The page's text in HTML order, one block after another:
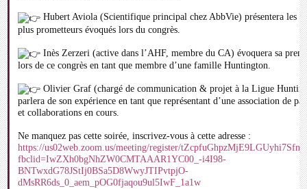
Hubert Aviola (Scientifique principal chez AbbVie) présentera les
plus prometteurs évoqués lors du congrès.
Inès Zerzeri (active dans l’AHF, membre du CA) évoquera sa
lors de ce congrès en tant que membre d’une famille Huntington.
Olivier Graf (chargé de communication & projet à la Ligue
parlera de son expérience en tant que représentant d’une association de
et collaborations en cours.
Ne manquez pas cette soirée, inscrivez-vous à cette adresse :
https://us02web.zoom.us/meeting/register/
fbclid=IwZXh0bgNhZW0CMTAAAR1YC00_-i4I98-
BNTwxdG78JStIj0BSa5D8WwyJTIPvtpjO-
dMsRR6ds_0_aem_pOG0fjaqou9ul5IwF_1a1w